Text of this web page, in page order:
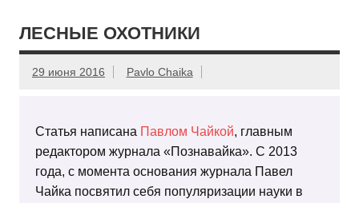
ЛЕСНЫЕ ОХОТНИКИ
29 июня 2016 Pavlo Chaika
Статья написана Павлом Чайкой, главным
редактором журнала «Познавайка». С 2013
года, с момента основания журнала Павел
Чайка посвятил себя популяризации науки в